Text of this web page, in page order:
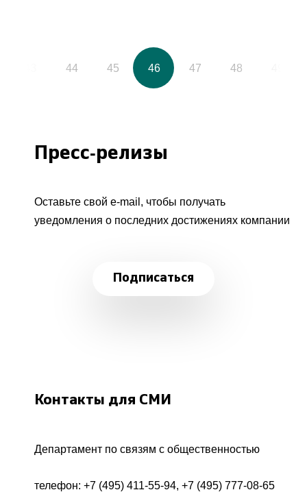
44 45 46 47 48
Пресс-релизы
Оставьте свой e-mail, чтобы получать
уведомления о последних достижениях компании
Подписаться
Контакты для СМИ
Департамент по связям с общественностью
телефон: +7 (495) 411-55-94, +7 (495) 777-08-65